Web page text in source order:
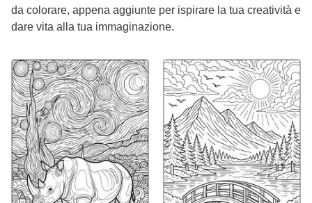
da colorare, appena aggiunte per ispirare la tua creatività e
dare vita alla tua immaginazione.